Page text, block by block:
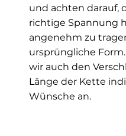
und achten darauf,
richtige Spannung
angenehm zu
ursprüngliche
wir auch den
Länge der Kette
Wünsche an.